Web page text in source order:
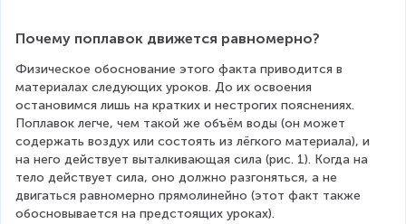
Почему поплавок движется равномерно?
Физическое обоснование этого факта приводится в
материалах следующих уроков. До их освоения
остановимся лишь на кратких и нестрогих пояснениях.
Поплавок легче, чем такой же объём воды (он может
содержать воздух или состоять из лёгкого материала), и
на него действует выталкивающая сила (рис. 1). Когда на
тело действует сила, оно должно разгоняться, а не
двигаться равномерно прямолинейно (этот факт также
обосновывается на предстоящих уроках).